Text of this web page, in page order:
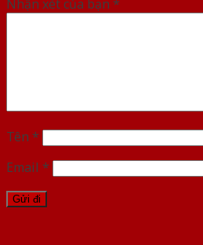
Nhận xét của bạn *
Tên *
Email *